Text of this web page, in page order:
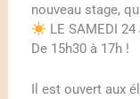
nouveau stage,
LE SAMEDI
De 15h30 à 17h !
Il est ouvert aux